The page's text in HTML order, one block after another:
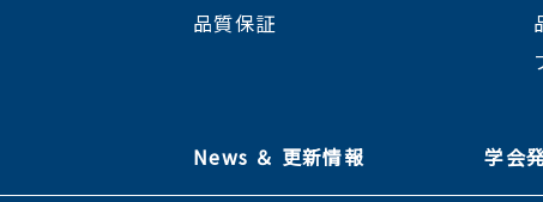
品質保証
News ＆ 更新情報
学会